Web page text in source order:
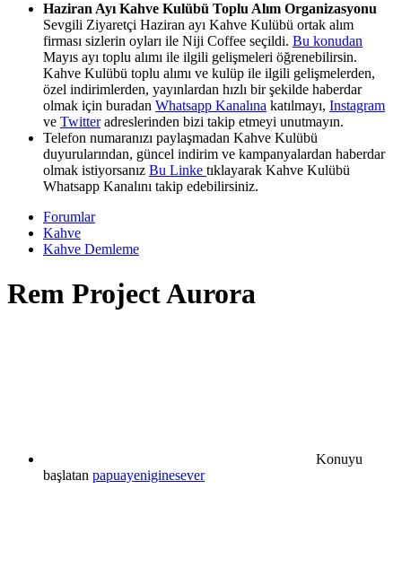
Haziran Ayı Kahve Kulübü Toplu Alım Organizasyonu
Sevgili Ziyaretçi Haziran ayı Kahve Kulübü ortak alım
firması sizlerin oyları ile Niji Coffee seçildi. Bu konudan
Mayıs ayı toplu alımı ile ilgili gelişmeleri öğrenebilirsin.
Kahve Kulübü toplu alımı ve kulüp ile ilgili gelişmelerden,
özel indirimlerden, yayınlardan hızlı bir şekilde haberdar
olmak için buradan Whatsapp Kanalına katılmayı, Instagram
ve Twitteradreslerinden bizi takip etmeyi unutmayın.
Telefon numaranızı paylaşmadan Kahve Kulübü
duyurularından, güncel indirim ve kampanyalardan haberdar
olmak istiyorsanız Bu Linke tıklayarak Kahve Kulübü
Whatsapp Kanalını takip edebilirsiniz.
Forumlar
Kahve
Kahve Demleme
Rem Project Aurora
Konuyu
başlatan papuayeniginesever